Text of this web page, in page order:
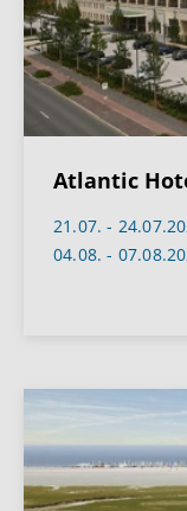
Atlantic
21.07. -
04.08. -